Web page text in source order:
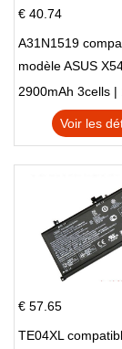
€ 40.74
A31N1519
modèle ASUS
X540LA-SI302
X540S
Voir les
€ 57.65
TE04XL